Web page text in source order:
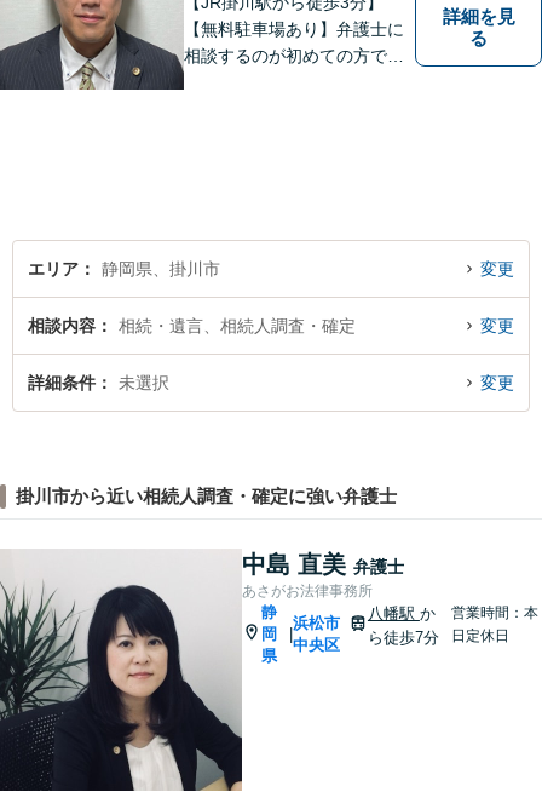
【無料駐車場あり】弁護士に
相談するのが初めての方でも
ださい。
詳細を見
る
エリア 静岡県、掛川市 変更
相談内容 相続・遺言、相続人調査・確定 変更
詳細条件 未選択 変更
掛川市から近い相続人調査・確定に強い弁護士
中島 直美 弁護士
あさがお法律事務所
静
岡
県
浜松市
中央区
八幡駅 か
ら徒歩7分
営業時間：本
日定休日